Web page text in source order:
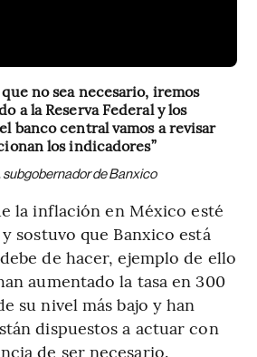
que no sea necesario, iremos
a la Reserva Federal y los
banco central vamos a revisar
los indicadores”
subgobernador de Banxico
la inflación en México esté
sostuvo que Banxico está
de hacer, ejemplo de ello
aumentado la tasa en 300
su nivel más bajo y han
dispuestos a actuar con
de ser necesario.